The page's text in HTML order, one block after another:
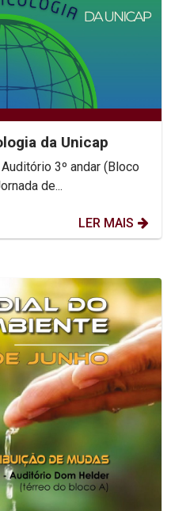
da Unicap
3º andar (Bloco
Unicap A I Jornada de...
LER MAIS